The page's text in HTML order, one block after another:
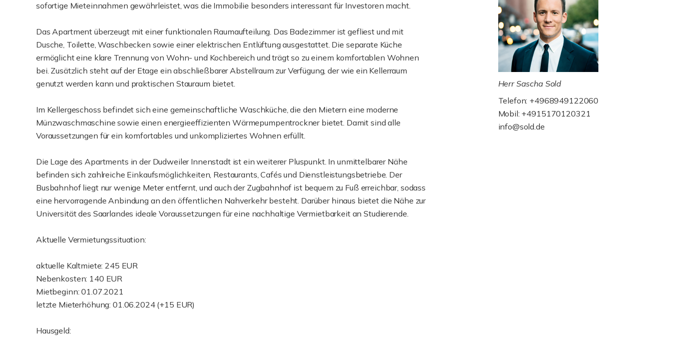
sofortige Mieteinnahmen gewährleistet, was die Immobilie besonders interessant für Investoren macht.
Das Apartment überzeugt mit einer funktionalen Raumaufteilung. Das Badezimmer ist gefliest und mit
Dusche, Toilette, Waschbecken sowie einer elektrischen Entlüftung ausgestattet. Die separate Küche
ermöglicht eine klare Trennung von Wohn- und Kochbereich und trägt so zu einem komfortablen Wohnen
bei. Zusätzlich steht auf der Etage ein abschließbarer Abstellraum zur Verfügung, der wie ein Kellerraum
genutzt werden kann und praktischen Stauraum bietet.
Im Kellergeschoss befindet sich eine gemeinschaftliche Waschküche, die den Mietern eine moderne
Münzwaschmaschine sowie einen energieeffizienten Wärmepumpentrockner bietet. Damit sind alle
Voraussetzungen für ein komfortables und unkompliziertes Wohnen erfüllt.
Die Lage des Apartments in der Dudweiler Innenstadt ist ein weiterer Pluspunkt. In unmittelbarer Nähe
befinden sich zahlreiche Einkaufsmöglichkeiten, Restaurants, Cafés und Dienstleistungsbetriebe. Der
Busbahnhof liegt nur wenige Meter entfernt, und auch der Zugbahnhof ist bequem zu Fuß erreichbar, sodass
eine hervorragende Anbindung an den öffentlichen Nahverkehr besteht. Darüber hinaus bietet die Nähe zur
Universität des Saarlandes ideale Voraussetzungen für eine nachhaltige Vermietbarkeit an Studierende.
Aktuelle Vermietungssituation:
aktuelle Kaltmiete: 245 EUR
Nebenkosten: 140 EUR
Mietbeginn: 01.07.2021
letzte Mieterhöhung: 01.06.2024 (+15 EUR)
Hausgeld:
Herr Sascha Sold
Telefon: +4968949122060
Mobil: +4915170120321
info@sold.de